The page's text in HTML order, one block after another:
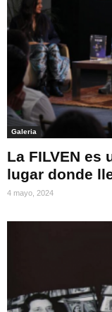
Galeria
La FILVEN es
lugar donde
4 mayo, 2024